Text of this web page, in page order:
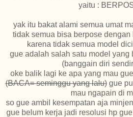
yaitu :
yak itu bakat alami semua umat
tidak semua bisa berpose
karena tidak semua model
gue adalah salah satu model yang
(banggain diri
oke balik lagi ke apa yang mau
(BACA= seminggu yang lalu)gue
mau ngapain di
so gue ambil kesempatan aja
gue belum kerja jadi resolusi hp